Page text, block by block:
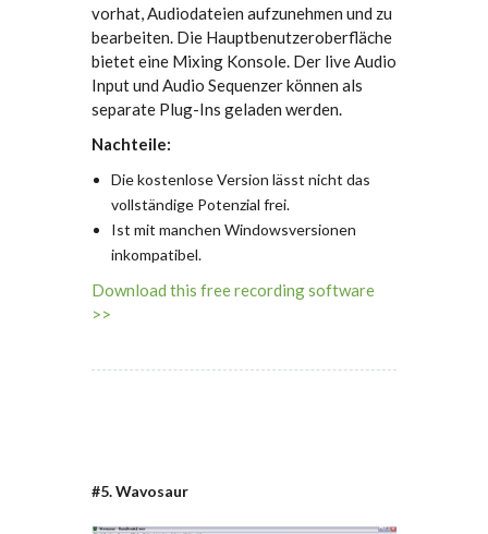
vorhat, Audiodateien aufzunehmen und zu
bearbeiten. Die Hauptbenutzeroberfläche
bietet eine Mixing Konsole. Der live Audio
Input und Audio Sequenzer können als
separate Plug-Ins geladen werden.
Nachteile:
Die kostenlose Version lässt nicht das
vollständige Potenzial frei.
Ist mit manchen Windowsversionen
inkompatibel.
Download this free recording software
>>
#5. Wavosaur